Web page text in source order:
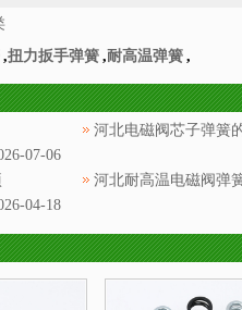
,扭力扳手弹簧 ,耐高温弹簧 ,
07-06
河北电磁阀芯子弹簧
04-18
河北耐高温电磁阀弹